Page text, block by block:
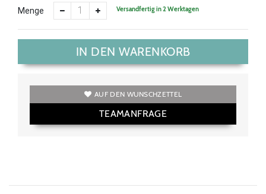
Menge Versandfertig in 2 Werktagen
IN DEN WARENKORB
AUF DEN WUNSCHZETTEL
TEAMANFRAGE